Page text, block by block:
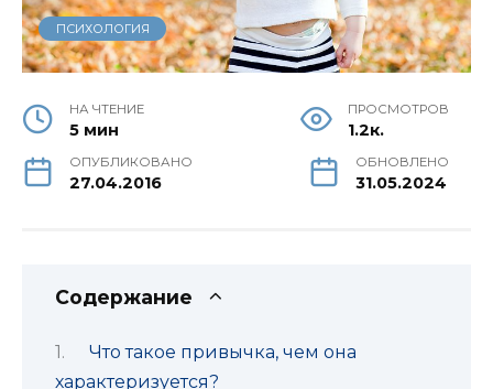
ПСИХОЛОГИЯ
НА ЧТЕНИЕ
5 мин
ПРОСМОТРОВ
1.2к.
ОПУБЛИКОВАНО
27.04.2016
ОБНОВЛЕНО
31.05.2024
Содержание
Что такое привычка, чем она
характеризуется?